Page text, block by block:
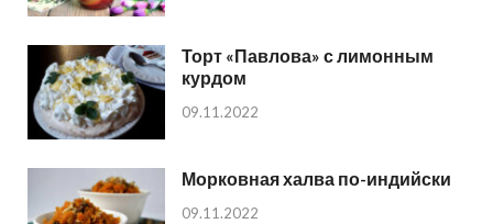
Торт «Павлова» с лимонным
курдом
09.11.2022
Морковная халва по-индийски
09.11.2022